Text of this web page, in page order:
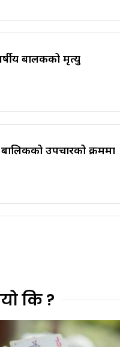
बालकको मृत्यु
उपचारको क्रममा
कि ?